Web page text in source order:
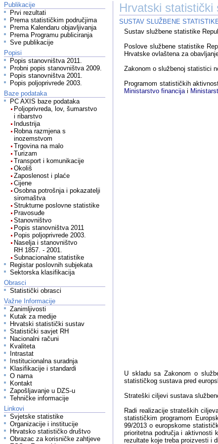
Publikacije
Prvi rezultati
Prema statističkim područjima
Prema Kalendaru objavljivanja
Prema Programu publiciranja
Sve publikacije
Popisi
Popis stanovništva 2011.
Probni popis stanovništva 2009.
Popis stanovništva 2001.
Popis poljoprivrede 2003.
Baze podataka
PC AXIS baze podataka
Poljoprivreda, lov, šumarstvo
i ribarstvo
Industrija
Robna razmjena s
inozemstvom
Trgovina na malo
Turizam
Transport i komunikacije
Okoliš
Zaposlenost i plaće
Cijene
Osobna potrošnja i pokazatelji
siromaštva
Strukturne poslovne statistike
Pravosuđe
Stanovništvo
Popis stanovništva 2011
Popis poljoprivrede 2003.
Naselja i stanovništvo
RH 1857. - 2001.
Subnacionalne statistike
Registar poslovnih subjekata
Sektorska klasifikacija
Obrasci
Statistički obrasci
Važne Informacije
Zanimljivosti
Kutak za medije
Hrvatski statistički sustav
Statistički savjet RH
Nacionalni računi
Kvaliteta
Intrastat
Institucionalna suradnja
Klasifikacije i standardi
O nama
Kontakt
Zapošljavanje u DZS-u
Tehničke informacije
Linkovi
Svjetske statistike
Organizacije i institucije
Hrvatsko statističko društvo
Obrazac za korisničke zahtjeve
Hrvatski statistički
SUSTAV SLUŽBENE
Sustav službene statistike
Poslove službene statistike
Hrvatske ovlaštena za
Zakonom o službenoj statistici
Programom statističkih
Ministarstvo financijai
U skladu sa Zakonom o
statističkog sustava pred
Strateški ciljevi sustava
Radi realizacije strateških
statističkim programom
99/2013 o europskome
prioritetna područja i aktivnosti
rezultate koje treba proizvesti i